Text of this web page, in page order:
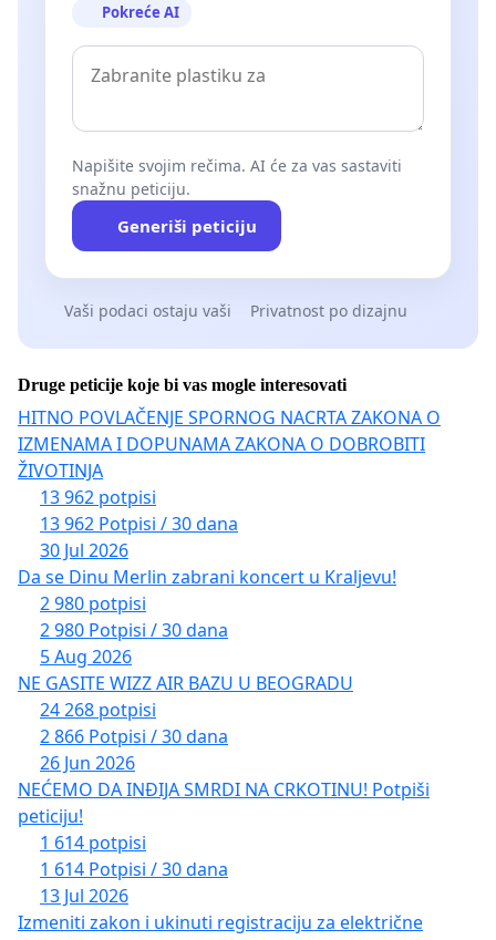
Pokreće AI
Napišite svojim rečima. AI će za vas sastaviti
snažnu peticiju.
Generiši peticiju
Vaši podaci ostaju vaši Privatnost po dizajnu
Druge peticije koje bi vas mogle interesovati
HITNO POVLAČENJE SPORNOG NACRTA ZAKONA O
IZMENAMA I DOPUNAMA ZAKONA O DOBROBITI
ŽIVOTINJA
13 962 potpisi
13 962 Potpisi / 30 dana
30 Jul 2026
Da se Dinu Merlin zabrani koncert u Kraljevu!
2 980 potpisi
2 980 Potpisi / 30 dana
5 Aug 2026
NE GASITE WIZZ AIR BAZU U BEOGRADU
24 268 potpisi
2 866 Potpisi / 30 dana
26 Jun 2026
NEĆEMO DA INĐIJA SMRDI NA CRKOTINU! Potpiši
peticiju!
1 614 potpisi
1 614 Potpisi / 30 dana
13 Jul 2026
Izmeniti zakon i ukinuti registraciju za električne